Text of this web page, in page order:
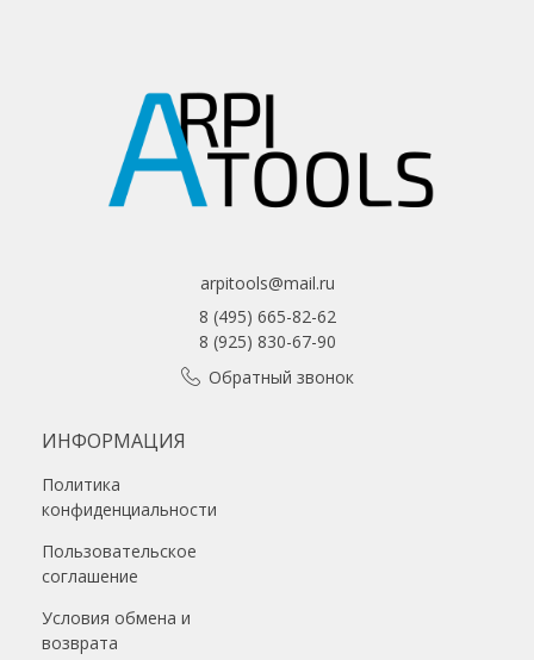
arpitools@mail.ru
8 (495) 665-82-62
8 (925) 830-67-90
Обратный звонок
ИНФОРМАЦИЯ
Политика
конфиденциальности
Пользовательское
соглашение
Условия обмена и
возврата